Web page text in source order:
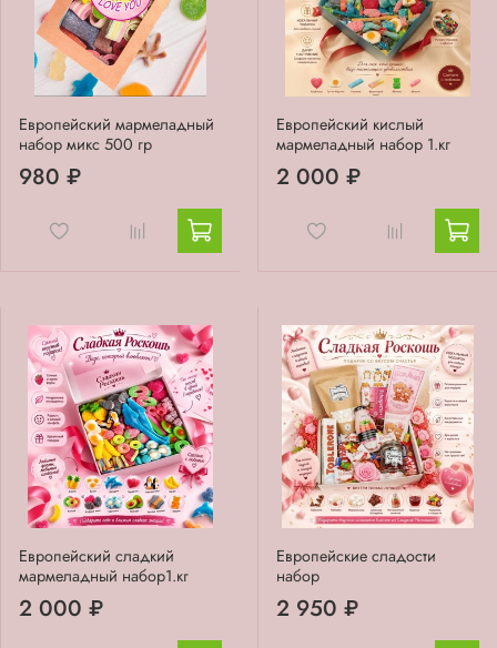
Европейский мармеладный
набор микс 500 гр
980 ₽
Европейский кислый
мармеладный набор 1.кг
2 000 ₽
Европейский сладкий
мармеладный набор1.кг
2 000 ₽
Европейские сладости
набор
2 950 ₽